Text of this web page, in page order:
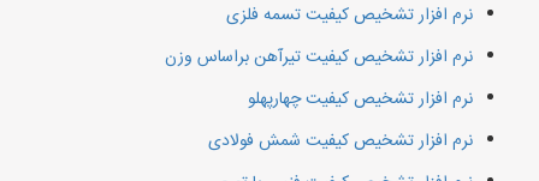
نرم افزار تشخیص کیفیت تسمه فلزی
نرم افزار تشخیص کیفیت تیرآهن براساس وزن
نرم افزار تشخیص کیفیت چهارپهلو
نرم افزار تشخیص کیفیت شمش فولادی